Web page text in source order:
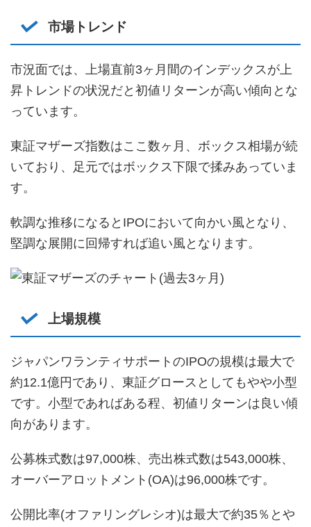
市場トレンド
市況面では、上場直前3ヶ月間のインデックスが上
昇トレンドの状況だと初値リターンが高い傾向とな
っています。
東証マザーズ指数はここ数ヶ月、ボックス相場が続
いており、足元ではボックス下限で揉みあっていま
す。
軟調な推移になるとIPOにおいて向かい風となり、
堅調な展開に回帰すれば追い風となります。
上場規模
ジャパンワランティサポートのIPOの規模は最大で
約12.1億円であり、東証グロースとしてもやや小型
です。小型であればある程、初値リターンは良い傾
向があります。
公募株式数は97,000株、売出株式数は543,000株、
オーバーアロットメント(OA)は96,000株です。
公開比率(オファリングレシオ)は最大で約35％とや